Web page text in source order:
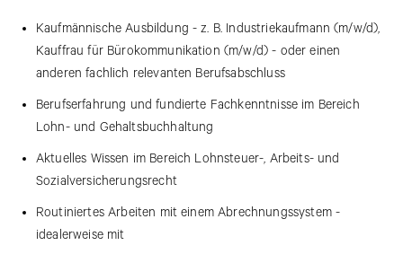
Kaufmännische Ausbildung - z. B. Industriekaufmann (m/w/d),
Kauffrau für Bürokommunikation (m/w/d) - oder einen
anderen fachlich relevanten Berufsabschluss
Berufserfahrung und fundierte Fachkenntnisse im Bereich
Lohn- und Gehaltsbuchhaltung
Aktuelles Wissen im Bereich Lohnsteuer-, Arbeits- und
Sozialversicherungsrecht
Routiniertes Arbeiten mit einem Abrechnungssystem -
idealerweise mit